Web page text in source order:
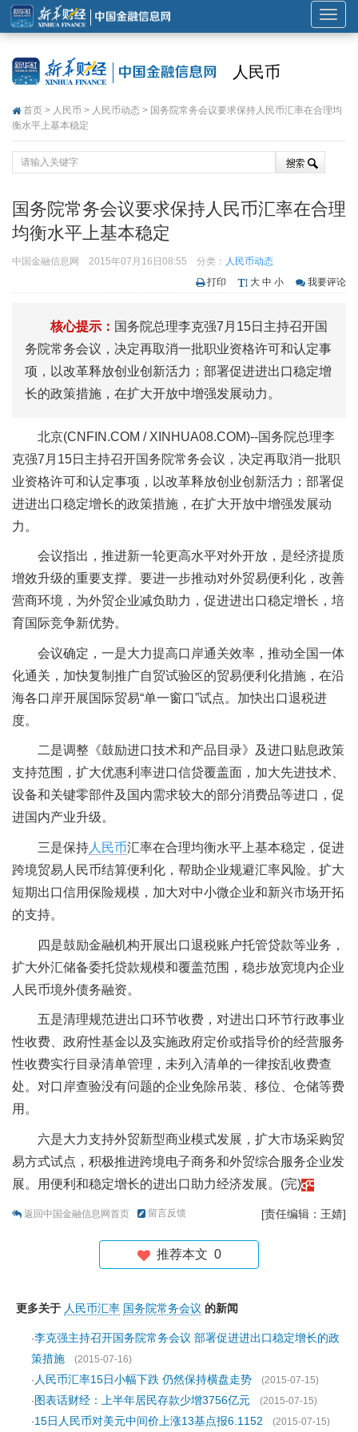
展
开
导
人民币
首页 > 人民币 > 人民币动态 > 国务院常务会议要求保持人民币汇率在合理均
衡水平上基本稳定
国务院常务会议要求保持人民币汇率在合理
均衡水平上基本稳定
中国金融信息网 2015年07月16日08:55 分类： 人民币动态
打印
大 中 小 我要评论
核心提示： 国务院总理李克强7月15日主持召开国
务院常务会议，决定再取消一批职业资格许可和认定事
项，以改革释放创业创新活力；部署促进进出口稳定增
长的政策措施，在扩大开放中增强发展动力。
北京(CNFIN.COM / XINHUA08.COM)--国务院总理李
克强7月15日主持召开国务院常务会议，决定再取消一批职
业资格许可和认定事项，以改革释放创业创新活力；部署促
进进出口稳定增长的政策措施，在扩大开放中增强发展动
力。
会议指出，推进新一轮更高水平对外开放，是经济提质
增效升级的重要支撑。要进一步推动对外贸易便利化，改善
营商环境，为外贸企业减负助力，促进进出口稳定增长，培
育国际竞争新优势。
会议确定，一是大力提高口岸通关效率，推动全国一体
化通关，加快复制推广自贸试验区的贸易便利化措施，在沿
海各口岸开展国际贸易“单一窗口”试点。加快出口退税进
度。
二是调整《鼓励进口技术和产品目录》及进口贴息政策
支持范围，扩大优惠利率进口信贷覆盖面，加大先进技术、
设备和关键零部件及国内需求较大的部分消费品等进口，促
进国内产业升级。
三是保持 人民币汇率在合理均衡水平上基本稳定，促进
跨境贸易人民币结算便利化，帮助企业规避汇率风险。扩大
短期出口信用保险规模，加大对中小微企业和新兴市场开拓
的支持。
四是鼓励金融机构开展出口退税账户托管贷款等业务，
扩大外汇储备委托贷款规模和覆盖范围，稳步放宽境内企业
人民币境外债务融资。
五是清理规范进出口环节收费，对进出口环节行政事业
性收费、政府性基金以及实施政府定价或指导价的经营服务
性收费实行目录清单管理，未列入清单的一律按乱收费查
处。对口岸查验没有问题的企业免除吊装、移位、仓储等费
用。
六是大力支持外贸新型商业模式发展，扩大市场采购贸
易方式试点，积极推进跨境电子商务和外贸综合服务企业发
展。用便利和稳定增长的进出口助力经济发展。(完)
返回中国金融信息网首页 留言反馈 [责任编辑：王婧]
推荐本文 0
更多关于 人民币汇率 国务院常务会议 的新闻
·李克强主持召开国务院常务会议 部署促进进出口稳定增长的政
策措施
(2015-07-16)
· 人民币汇率15日小幅下跌 仍然保持横盘走势
(2015-07-15)
·图表话财经：上半年居民存款少增3756亿元
(2015-07-15)
·15日人民币对美元中间价上涨13基点报6.1152 (2015-07-15)